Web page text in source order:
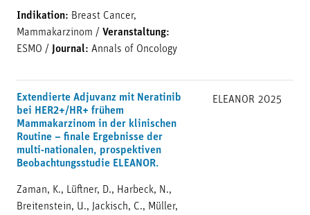
Indikation: Breast Cancer,
Mammakarzinom / Veranstaltung:
ESMO / Journal: Annals of Oncology
Extendierte Adjuvanz mit Neratinib
bei HER2+/HR+ frühem
Mammakarzinom in der klinischen
Routine – finale Ergebnisse der
multi-nationalen, prospektiven
Beobachtungsstudie ELEANOR.
Zaman, K., Lüftner, D., Harbeck, N.,
Breitenstein, U., Jackisch, C., Müller,
ELEANOR 2025